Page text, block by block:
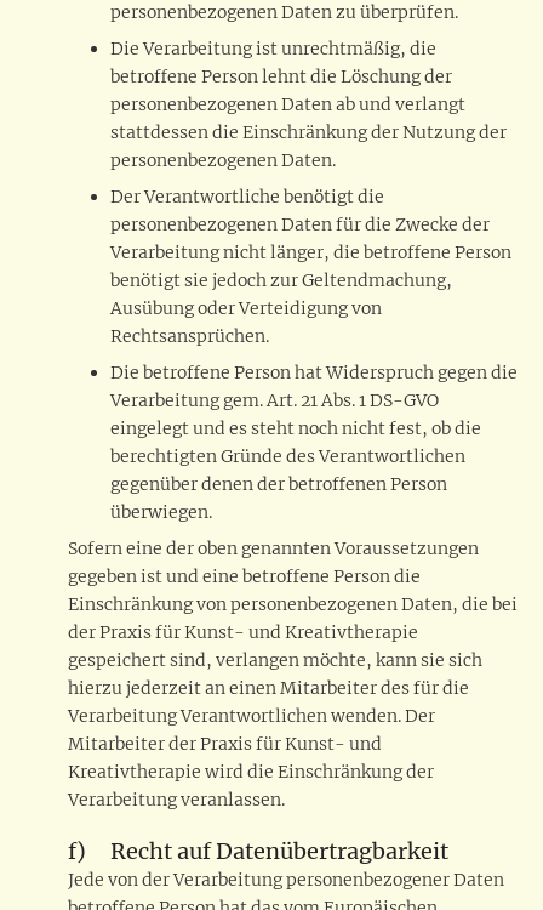
personenbezogenen Daten zu überprüfen.
Die Verarbeitung ist unrechtmäßig, die
betroffene Person lehnt die Löschung der
personenbezogenen Daten ab und verlangt
stattdessen die Einschränkung der Nutzung der
personenbezogenen Daten.
Der Verantwortliche benötigt die
personenbezogenen Daten für die Zwecke der
Verarbeitung nicht länger, die betroffene Person
benötigt sie jedoch zur Geltendmachung,
Ausübung oder Verteidigung von
Rechtsansprüchen.
Die betroffene Person hat Widerspruch gegen die
Verarbeitung gem. Art. 21 Abs. 1 DS-GVO
eingelegt und es steht noch nicht fest, ob die
berechtigten Gründe des Verantwortlichen
gegenüber denen der betroffenen Person
überwiegen.
Sofern eine der oben genannten Voraussetzungen
gegeben ist und eine betroffene Person die
Einschränkung von personenbezogenen Daten, die bei
der Praxis für Kunst- und Kreativtherapie
gespeichert sind, verlangen möchte, kann sie sich
hierzu jederzeit an einen Mitarbeiter des für die
Verarbeitung Verantwortlichen wenden. Der
Mitarbeiter der Praxis für Kunst- und
Kreativtherapie wird die Einschränkung der
Verarbeitung veranlassen.
f) Recht auf Datenübertragbarkeit
Jede von der Verarbeitung personenbezogener Daten